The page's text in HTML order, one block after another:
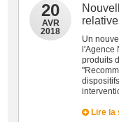
20
AVR
2018
Un
l'Agence
produits
Lire la